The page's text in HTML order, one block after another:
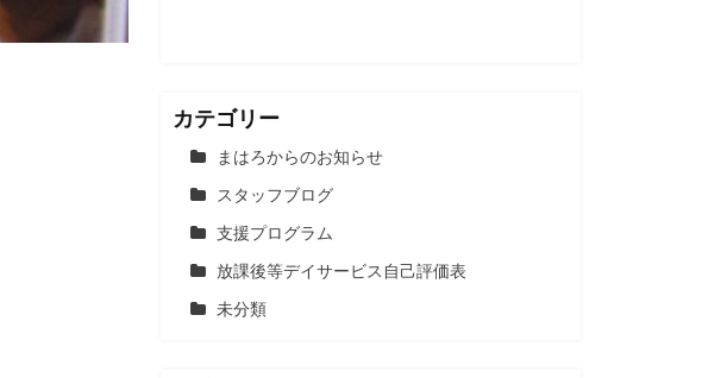
カテゴリー
まはろからのお知らせ
スタッフブログ
支援プログラム
放課後等デイサービス自己評価表
未分類